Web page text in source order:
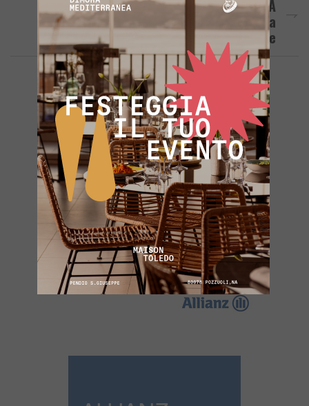
POZZUOLI/ Ladri Di Marmitte In Azione A
Monterusciello: Auto Smantellata Nella
Notte